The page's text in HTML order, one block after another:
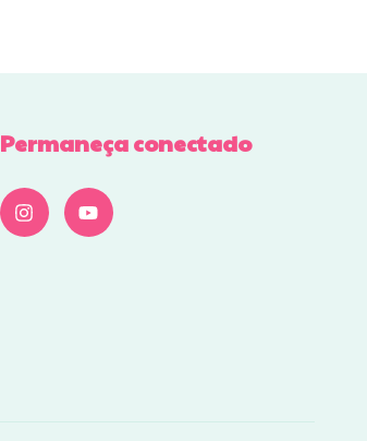
Permaneça conectado